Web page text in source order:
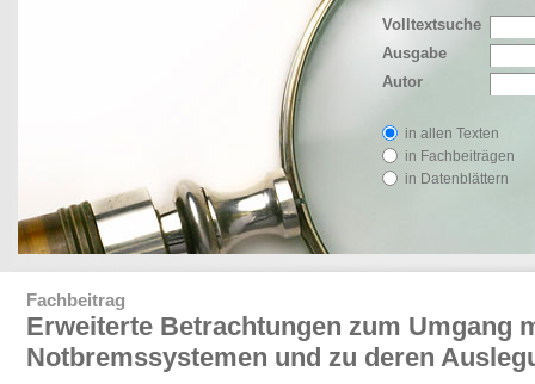
Volltextsuche
Ausgabe
Autor
in allen Texten
in Fachbeiträgen
in Datenblättern
Fachbeitrag
Erweiterte Betrachtungen zum Umgang
Notbremssystemen und zu deren